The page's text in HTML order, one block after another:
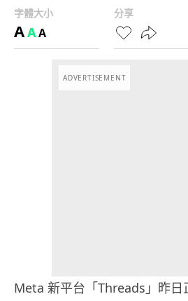
字體大小
AAA
分享
ADVERTISEMENT
Meta 新平台「Threads」昨日